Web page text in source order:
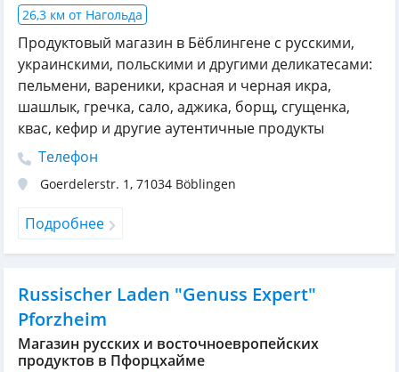
26,3 км от Нагольда
Продуктовый магазин в Бёблингене с русскими,
украинскими, польскими и другими деликатесами:
пельмени, вареники, красная и черная икра,
шашлык, гречка, сало, аджика, борщ, сгущенка,
квас, кефир и другие аутентичные продукты
Телефон
Goerdelerstr. 1, 71034 Böblingen
Подробнее
Russischer Laden "Genuss Expert"
Pforzheim
Магазин русских и восточноевропейских
продуктов в Пфорцхайме